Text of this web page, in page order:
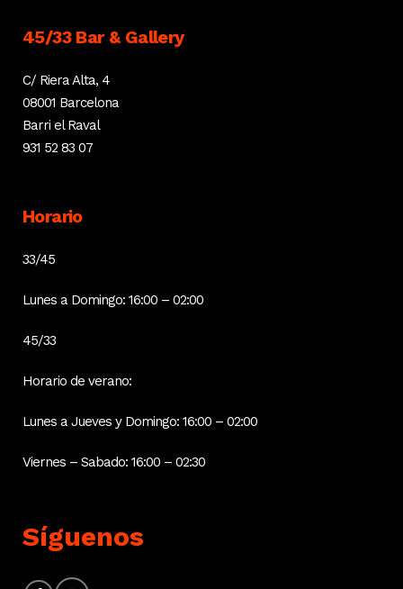
45/33 Bar & Gallery
C/ Riera Alta, 4
08001 Barcelona
Barri el Raval
931 52 83 07
Horario
33/45
Lunes a Domingo: 16:00 – 02:00
45/33
Horario de verano:
Lunes a Jueves y Domingo: 16:00 – 02:00
Viernes – Sabado: 16:00 – 02:30
Síguenos